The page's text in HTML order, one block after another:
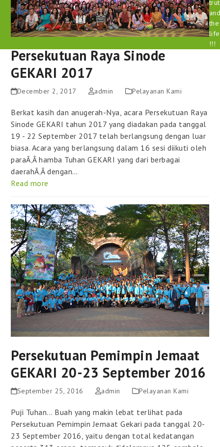
Persekutuan Raya Sinode
GEKARI 2017
December 2, 2017 admin Pelayanan Kami
Berkat kasih dan anugerah-Nya, acara Persekutuan Raya
Sinode GEKARI tahun 2017 yang diadakan pada tanggal
19 - 22 September 2017 telah berlangsung dengan luar
biasa. Acara yang berlangsung dalam 16 sesi diikuti oleh
paraÃ‚Â hamba Tuhan GEKARI yang dari berbagai
daerahÃ‚Â dengan…
Read more
Persekutuan Pemimpin Jemaat
GEKARI 20-23 September 2016
September 25, 2016 admin Pelayanan Kami
Puji Tuhan... Buah yang makin lebat terlihat pada
Persekutuan Pemimpin Jemaat Gekari pada tanggal 20-
23 September 2016, yaitu dengan total kedatangan
the
life
!!!